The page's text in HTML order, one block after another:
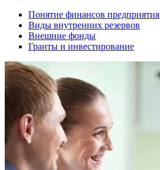
Понятие финансов предприятия
Виды внутренних резервов
Внешние фонды
Гранты и инвестирование